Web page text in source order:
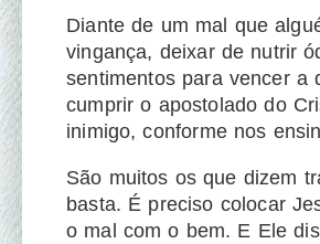
Diante de um mal que
vingança, deixar de nutrir
sentimentos para vencer a
cumprir o apostolado do
inimigo, conforme nos
São muitos os que dizem
basta. É preciso colocar
o mal com o bem. E Ele